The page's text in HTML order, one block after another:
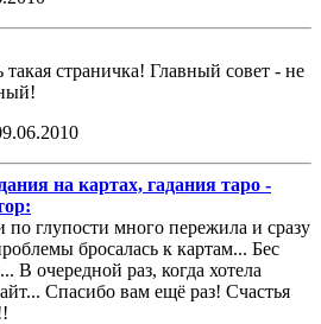
такая страничка! Главный совет - не
на картах, гадания таро -
глупости много пережила и сразу
бросалась к картам... Бес
В очередной раз, когда хотела
Спасибо вам ещё раз! Счастья